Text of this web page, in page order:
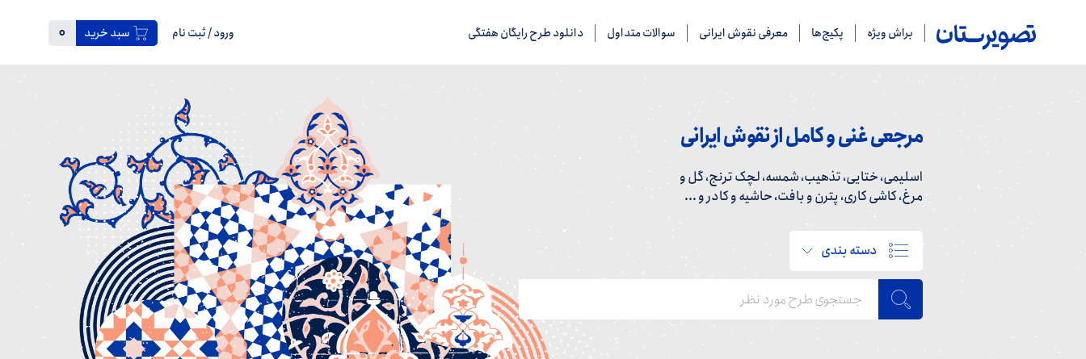
براش ویژه پکیج‌ها معرفی نقوش ایرانی سوالات متداول دانلود طرح رایگان هفتگی سبد خرید 0 ورود/ثبت نام
مرجعی غنی و کامل از نقوش ایرانی
اسلیمی، ختایی، تذهیب، شمسه، لچک ترنج، گل و
مرغ، کاشی کاری، پترن و بافت، حاشیه و کادر و ...
دسته بندی